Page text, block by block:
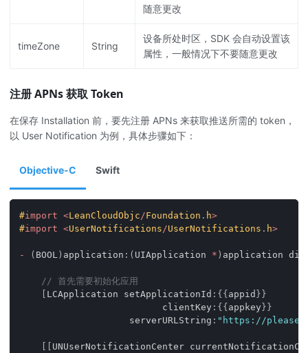
随意更改
timeZone String
设备所处时区，SDK 会自动设置该
属性，一般情况下不要随意更改
注册 APNs 获取 Token
在保存 Installation 前，要先注册 APNs 来获取推送所需的 token，
以 User Notification 为例，具体步骤如下：
Objective-C Swift
#import <LeanCloudObjc /Foundation . h>
#import <UserNotifications /UserNotifications . h>
- ( BOOL ) application : ( UIApplication * ) application
// 首先需要初始化应用
[ LCApplication setApplicationId : {{appid }}
                          clientKey
: {{appkey}}
                    serverURLString
: "https://please-
[ [ UNUserNotificationCenter